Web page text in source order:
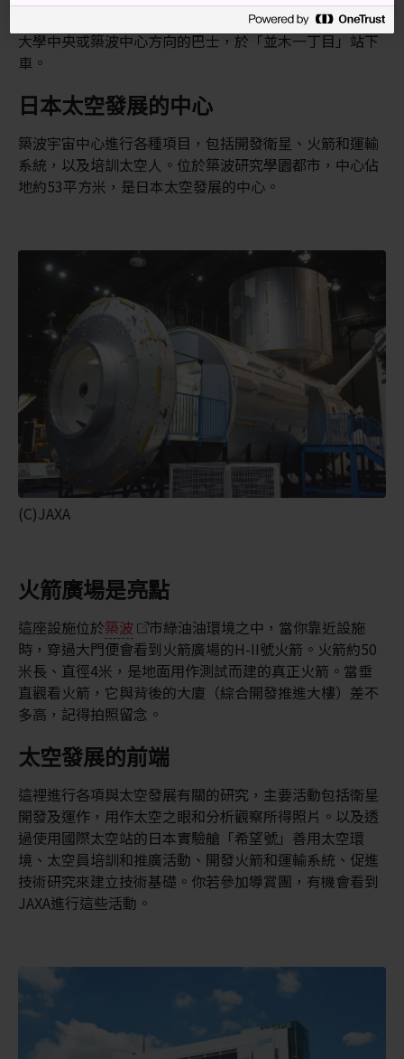
乘搭高速巴士的話，可從東京車站八重洲南口乘搭往築波
大學中央或築波中心方向的巴士，於「並木一丁目」站下
車。
日本太空發展的中心
築波宇宙中心進行各種項目，包括開發衛星、火箭和運輸
系統，以及培訓太空人。位於築波研究學園都市，中心佔
地約53平方米，是日本太空發展的中心。
(C)JAXA
火箭廣場是亮點
這座設施位於築波
市綠油油環境之中，當你靠近設施
時，穿過大門便會看到火箭廣場的H-II號火箭。火箭約50
米長、直徑4米，是地面用作測試而建的真正火箭。當垂
直觀看火箭，它與背後的大廈（綜合開發推進大樓）差不
多高，記得拍照留念。
太空發展的前端
這裡進行各項與太空發展有關的研究，主要活動包括衛星
開發及運作，用作太空之眼和分析觀察所得照片。以及透
過使用國際太空站的日本實驗艙「希望號」善用太空環
境、太空員培訓和推廣活動、開發火箭和運輸系統、促進
技術研究來建立技術基礎。你若參加導賞團，有機會看到
JAXA進行這些活動。